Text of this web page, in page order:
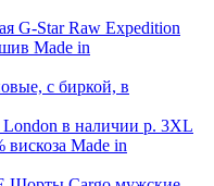
G-Star Raw Expedition
Made in
с биркой, в
в наличии р. 3XL
вискоза Made in